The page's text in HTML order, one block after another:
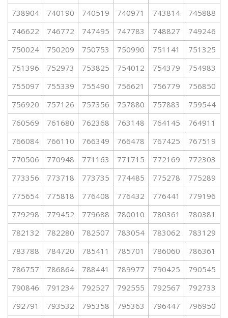
738904
740190 740519 740971 743814
745888
746622
746772 747495 747783 748827
749246
750024
750209 750753 750990 751141
751325
751396
752973 753825 754012 754379
754983
755097
755339 755490 756621 756779
756850
756920
757126 757356 757880 757883
759544
760569
761680 762368 763148 764145
764911
766084
766110 766349 766478 767425
767519
770506
770948 771163 771715 772169
772303
773356
773718 773735 774485 775278
775289
775654
775818 776408 776432 776441
779196
779298
779452 779688 780010 780361
780381
782132
782280 782507 783054 783062
783129
783788
784720 785411 785701 786060
786361
786757
786864 788441 789977 790425
790545
790846
791234 792527 792555 792567
792733
792791
793532 795358 795363 796447
796950